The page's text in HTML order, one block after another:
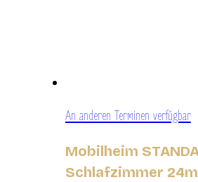
An anderen Terminen verfügbar
Mobilheim
Schlafzimmer